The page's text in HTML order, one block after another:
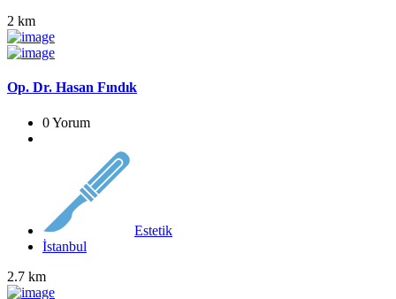
2 km
Op. Dr. Hasan Fındık
0 Yorum
Estetik
İstanbul
2.7 km